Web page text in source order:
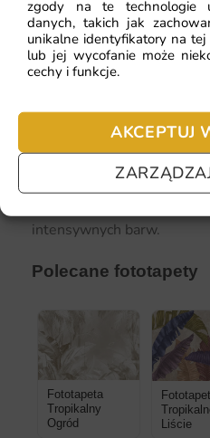
zgody na te technologie
danych, takich jak
unikalne identyfikatory na
lub jej wycofanie może
cechy i funkcje.
AKCEPTUJ
Fototapeta Tropikalny
się w łazienkach, gdzie
efekt ogrodu
panoramiczna kompozycja
spektakularnym tłem
intensywnych barw.
Polecane fototapety
Fototapeta
Tropikalny
Ogród
Liście